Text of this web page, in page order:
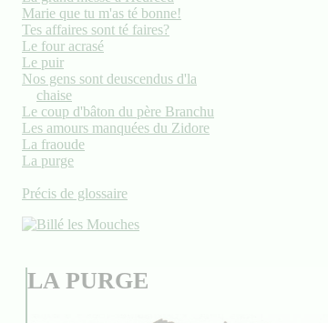
Marie que tu m'as té bonne!
Tes affaires sont té faires?
Le four acrasé
Le puir
Nos gens sont deuscendus d'la
chaise
Le coup d'bâton du père Branchu
Les amours manquées du Zidore
La fraoude
La purge
Précis de glossaire
LA PURGE